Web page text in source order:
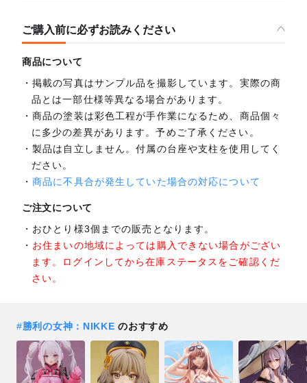
ご購入前に必ずお読みください
商品について
掲載の写真はサンプル品を撮影しています。実際の商
品とは一部仕様等異なる場合があります。
商品の塗装は彩色工程が手作業になるため、商品個々
に多少の差異があります。予めご了承ください。
製品は自立しません。付属の台座や支柱を使用してく
ださい。
商品に不具合が発生していた場合の対応について
ご注文について
おひとり様3個までの販売となります。
お住まいの地域によっては購入できない場合がござい
ます。ログインしてから在庫ステータスをご確認くだ
さい。
#勝利の女神：NIKKE のおすすめ